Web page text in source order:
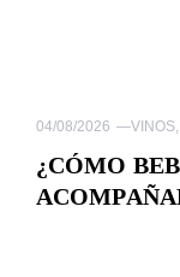
04/08/2026 —VINOS
¿CÓMO